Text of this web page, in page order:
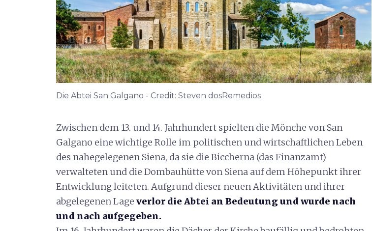
Die Abtei San Galgano - Credit: Steven dosRemedios
Zwischen dem 13. und 14. Jahrhundert spielten die Mönche von San
Galgano eine wichtige Rolle im politischen und wirtschaftlichen Leben
des nahegelegenen Siena, da sie die Biccherna (das Finanzamt)
verwalteten und die Dombauhütte von Siena auf dem Höhepunkt ihrer
Entwicklung leiteten. Aufgrund dieser neuen Aktivitäten und ihrer
abgelegenen Lage verlor die Abtei an Bedeutung und wurde nach
und nach aufgegeben.